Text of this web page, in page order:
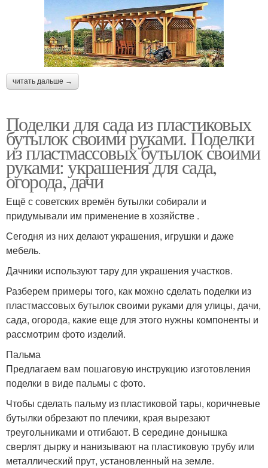
читать дальше →
Поделки для сада из пластиковых
бутылок своими руками. Поделки
из пластмассовых бутылок своими
руками: украшения для сада,
огорода, дачи
Ещё с советских времён бутылки собирали и
придумывали им применение в хозяйстве .
Сегодня из них делают украшения, игрушки и даже
мебель.
Дачники используют тару для украшения участков.
Разберем примеры того, как можно сделать поделки из
пластмассовых бутылок своими руками для улицы, дачи,
сада, огорода, какие еще для этого нужны компоненты и
рассмотрим фото изделий.
Пальма
Предлагаем вам пошаговую инструкцию изготовления
поделки в виде пальмы с фото.
Чтобы сделать пальму из пластиковой тары, коричневые
бутылки обрезают по плечики, края вырезают
треугольниками и отгибают. В середине донышка
сверлят дырку и нанизывают на пластиковую трубу или
металлический прут, установленный на земле.